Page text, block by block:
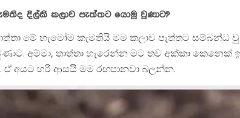
දිල්කි කලාව පැත්තට යොමු වුණාට?
මේ හැමෝම කැමතියි මම කලාව පැත්තට සම්බන්ධ
අම්මා, තාත්තා හැරෙන්න මට තව අක්කා කෙනෙක්
ඒ අයට හරි ආසයි මම රඟපානවා බලන්න.